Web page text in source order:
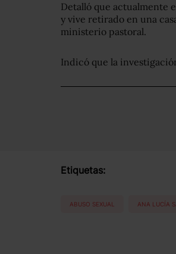
Detalló que actualmente
y vive retirado en una
ministerio pastoral.
Indicó que la
Etiquetas:
ABUSO SEXUAL ANA LUCÍA